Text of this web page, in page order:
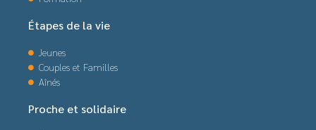
Étapes de la vie
Jeunes
Couples et Familles
Aînés
Proche et solidaire